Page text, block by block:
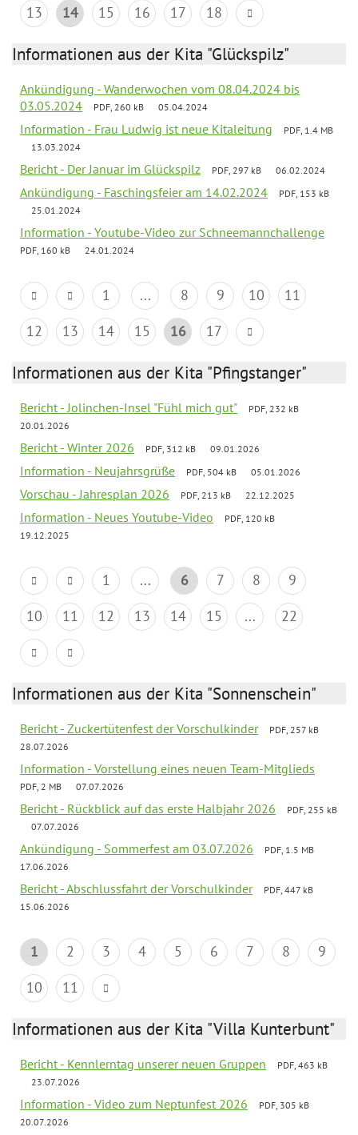
13
14 15 16 17 18
Informationen aus der Kita "Glückspilz"
Ankündigung - Wanderwochen vom 08.04.2024 bis
03.05.2024
PDF, 260 kB 05.04.2024
Information - Frau Ludwig ist neue Kitaleitung
PDF, 1.4 MB
13.03.2024
Bericht - Der Januar im Glückspilz PDF, 297 kB 06.02.2024
Ankündigung - Faschingsfeier am 14.02.2024
PDF, 153 kB
25.01.2024
Information - Youtube-Video zur Schneemannchallenge
PDF, 160 kB 24.01.2024
1 ... 8 9 10
11
12
13 14 15 16 17
Informationen aus der Kita "Pfingstanger"
Bericht - Jolinchen-Insel "Fühl mich gut"
PDF, 232 kB
20.01.2026
Bericht - Winter 2026 PDF, 312 kB 09.01.2026
Information - Neujahrsgrüße PDF, 504 kB 05.01.2026
Vorschau - Jahresplan 2026 PDF, 213 kB 22.12.2025
Information - Neues Youtube-Video
PDF, 120 kB
19.12.2025
1 ... 6 7 8
9
10
11 12 13 14 15 ... 22
Informationen aus der Kita "Sonnenschein"
Bericht - Zuckertütenfest der Vorschulkinder
PDF, 257 kB
28.07.2026
Information - Vorstellung eines neuen Team-Mitglieds
PDF, 2 MB 07.07.2026
Bericht - Rückblick auf das erste Halbjahr 2026
PDF, 255 kB
07.07.2026
Ankündigung - Sommerfest am 03.07.2026
PDF, 1.5 MB
17.06.2026
Bericht - Abschlussfahrt der Vorschulkinder
PDF, 447 kB
15.06.2026
1 2 3 4 5 6 7 8
9
10
11
Informationen aus der Kita "Villa Kunterbunt"
Bericht - Kennlerntag unserer neuen Gruppen
PDF, 463 kB
23.07.2026
Information - Video zum Neptunfest 2026
PDF, 305 kB
20.07.2026